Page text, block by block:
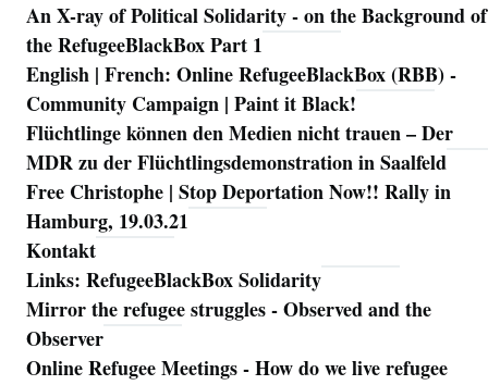
Navigation
An X-ray of Political Solidarity - on the Background of
the RefugeeBlackBox Part 1
English | French: Online RefugeeBlackBox (RBB) -
Community Campaign | Paint it Black!
Flüchtlinge können den Medien nicht trauen – Der
MDR zu der Flüchtlingsdemonstration in Saalfeld
Free Christophe | Stop Deportation Now!! Rally in
Hamburg, 19.03.21
Kontakt
Links: RefugeeBlackBox Solidarity
Mirror the refugee struggles - Observed and the
Observer
Online Refugee Meetings - How do we live refugee